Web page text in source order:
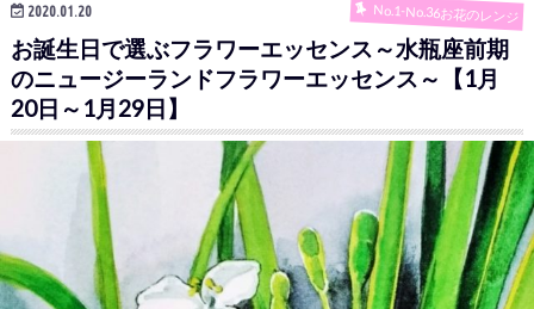
2020.01.20 No.1-No.36お花のレンジ
お誕生日で選ぶフラワーエッセンス～水瓶座前期
のニュージーランドフラワーエッセンス～【1月
20日～1月29日】